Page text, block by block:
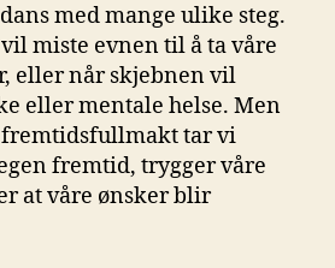
med mange ulike ⁣steg.
miste evnen til ‍å ta‍ våre‌
eller når skjebnen ⁢vil
eller ​mentale helse. Men⁣
fremtidsfullmakt tar vi
fremtid, trygger⁣ våre
at våre ønsker blir⁣